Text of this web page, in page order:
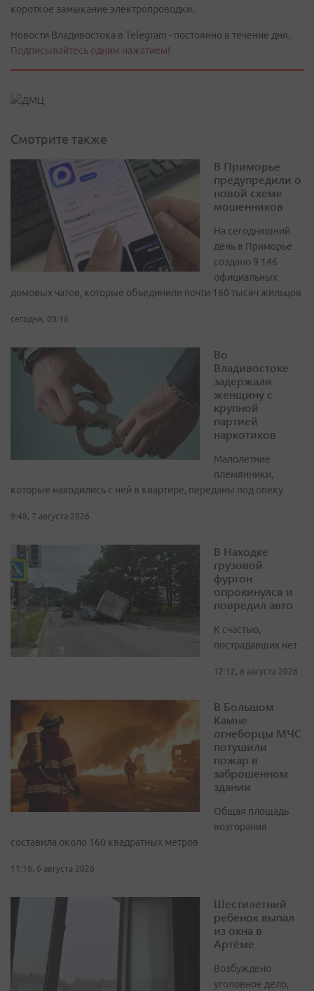
короткое замыкание электропроводки.
Новости Владивостока в Telegram - постоянно в течение дня.
Подписывайтесь одним нажатием!
Смотрите также
В Приморье
предупредили о
новой схеме
мошенников
На сегодняшний
день в Приморье
создано 9 146
официальных
домовых чатов, которые объединили почти 160 тысяч жильцов
сегодня, 09:16
Во
Владивостоке
задержали
женщину с
крупной
партией
наркотиков
Малолетние
племянники,
которые находились с ней в квартире, переданы под опеку
9:48, 7 августа 2026
В Находке
грузовой
фургон
опрокинулся и
повредил авто
К счастью,
пострадавших нет
12:12, 6 августа 2026
В Большом
Камне
огнеборцы МЧС
потушили
пожар в
заброшенном
здании
Общая площадь
возгорания
составила около 160 квадратных метров
11:16, 6 августа 2026
Шестилетний
ребенок выпал
из окна в
Артёме
Возбуждено
уголовное дело,